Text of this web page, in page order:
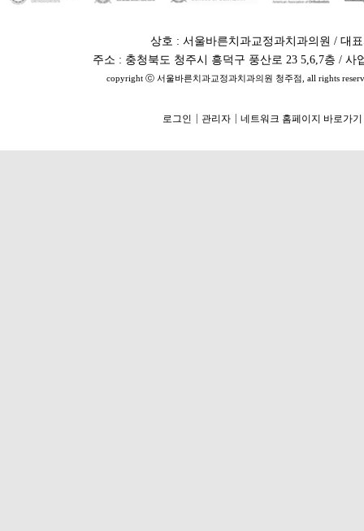
상호 : 서울바른치과교정과치과의원 / 대
주소 : 충청북도 청주시 흥덕구 풍산로 23 5,6,7층 / 사
copyright ⓒ 서울바른치과교정과치과의원 청주점, all rights
로그인 관리자 네트워크 홈페이지 바로가기